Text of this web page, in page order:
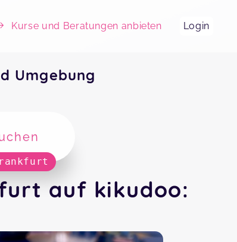
Kurse und Beratungen anbieten Login
Umgebung
auf kikudoo: